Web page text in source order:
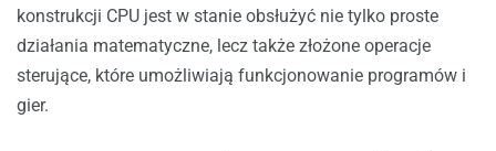
konstrukcji CPU jest w stanie obsłużyć nie tylko proste
działania matematyczne, lecz także złożone operacje
sterujące, które umożliwiają funkcjonowanie programów i
gier.